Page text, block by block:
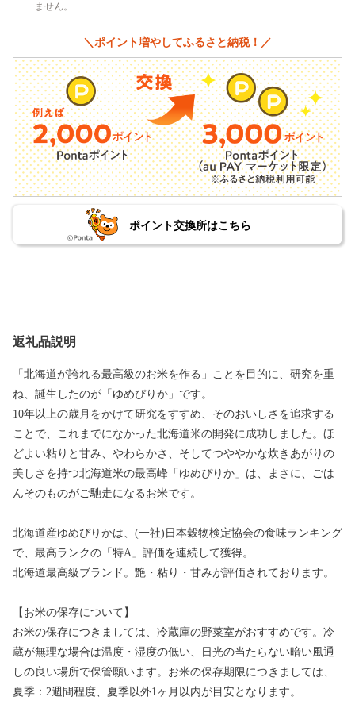
ません。
＼ポイント増やしてふるさと納税！／
ポイント交換所はこちら
返礼品説明
「北海道が誇れる最高級のお米を作る」ことを目的に、研究を重
ね、誕生したのが「ゆめぴりか」です。
10年以上の歳月をかけて研究をすすめ、そのおいしさを追求する
ことで、これまでになかった北海道米の開発に成功しました。ほ
どよい粘りと甘み、やわらかさ、そしてつややかな炊きあがりの
美しさを持つ北海道米の最高峰「ゆめぴりか」は、まさに、ごは
んそのものがご馳走になるお米です。
北海道産ゆめぴりかは、(一社)日本穀物検定協会の食味ランキング
で、最高ランクの「特A」評価を連続して獲得。
北海道最高級ブランド。艶・粘り・甘みが評価されております。
【お米の保存について】
お米の保存につきましては、冷蔵庫の野菜室がおすすめです。冷
蔵が無理な場合は温度・湿度の低い、日光の当たらない暗い風通
しの良い場所で保管願います。お米の保存期限につきましては、
夏季：2週間程度、夏季以外1ヶ月以内が目安となります。